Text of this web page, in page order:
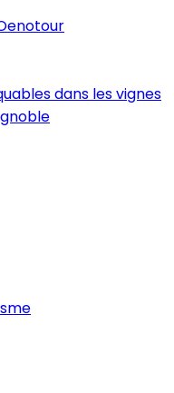
dans les vignes